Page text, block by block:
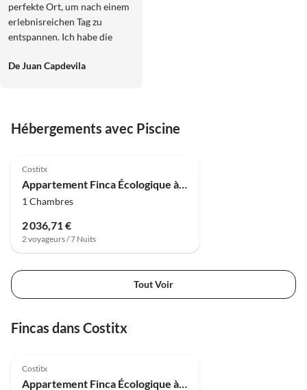
perfekte Ort, um nach einem
erlebnisreichen Tag zu
entspannen. Ich habe die
genossen.
De Juan Capdevila
Hébergements avec Piscine
Costitx
1 Chambres
2 036,71 €
2 voyageurs / 7 Nuits
Tout Voir
Fincas dans Costitx
Costitx
Appartement Finca Écologique à Costitx avec Piscine